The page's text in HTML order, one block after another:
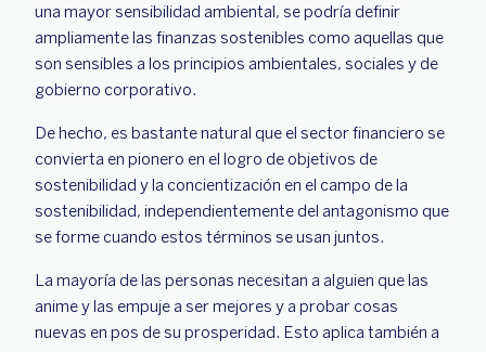
una mayor sensibilidad ambiental, se podría definir
ampliamente las finanzas sostenibles como aquellas que
son sensibles a los principios ambientales, sociales y de
gobierno corporativo.
De hecho, es bastante natural que el sector financiero se
convierta en pionero en el logro de objetivos de
sostenibilidad y la concientización en el campo de la
sostenibilidad, independientemente del antagonismo que
se forme cuando estos términos se usan juntos.
La mayoría de las personas necesitan a alguien que las
anime y las empuje a ser mejores y a probar cosas
nuevas en pos de su prosperidad. Esto aplica también a